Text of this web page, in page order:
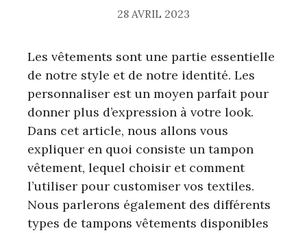
28 AVRIL 2023
Les vêtements sont une partie essentielle
de notre style et de notre identité. Les
personnaliser est un moyen parfait pour
donner plus d’expression à votre look.
Dans cet article, nous allons vous
expliquer en quoi consiste un tampon
vêtement, lequel choisir et comment
l’utiliser pour customiser vos textiles.
Nous parlerons également des différents
types de tampons vêtements disponibles